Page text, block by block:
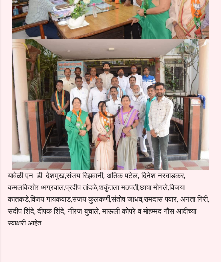
यावेळी एन. डी. देशमुख,संजय रिझवानी, अतिक पटेल, दिनेश नरवाडकर,
कमलकिशोर अग्रवाल,प्रदीप तांदळे,शकुंतला मठपती,छाया मोगले,विजया
कातकडे,विजय गायकवाड,संजय कुलकर्णी,संतोष जाधव,रामदास पवार, अनंता गिरी,
संदीप शिंदे, दीपक शिंदे, नीरज बुचाले, माऊली कोपरे व मोहम्मद गौस आदीच्या
स्वाक्षरी आहेत....